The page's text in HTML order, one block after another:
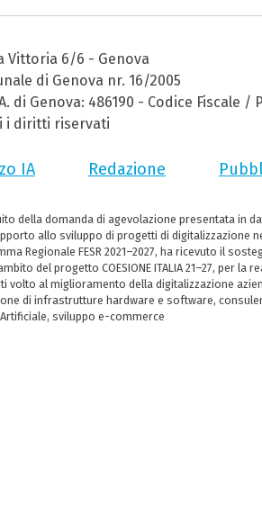
Vittoria 6/6 - Genova
di Genova nr. 16/2005
Genova: 486190 - Codice Fiscale /
i diritti riservati
IA Redazione
della domanda di agevolazione presentata in
allo sviluppo di progetti di digitalizzazione
Regionale FESR 2021–2027, ha ricevuto il
del progetto COESIONE ITALIA 21–27, per la
volto al miglioramento della digitalizzazione
di infrastrutture hardware e software,
sviluppo e-commerce